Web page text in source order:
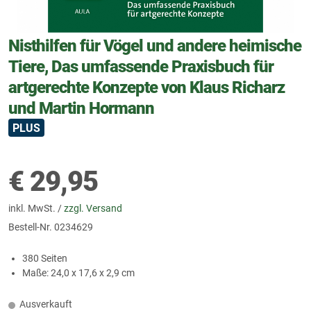
Nisthilfen für Vögel und andere heimische
Tiere, Das umfassende Praxisbuch für
artgerechte Konzepte von Klaus Richarz
und Martin Hormann
PLUS
€ 29,95
inkl. MwSt. /zzgl. Versand
Bestell-Nr. 0234629
380 Seiten
Maße: 24,0 x 17,6 x 2,9 cm
Ausverkauft